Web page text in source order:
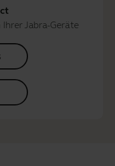
Jabra-Geräte